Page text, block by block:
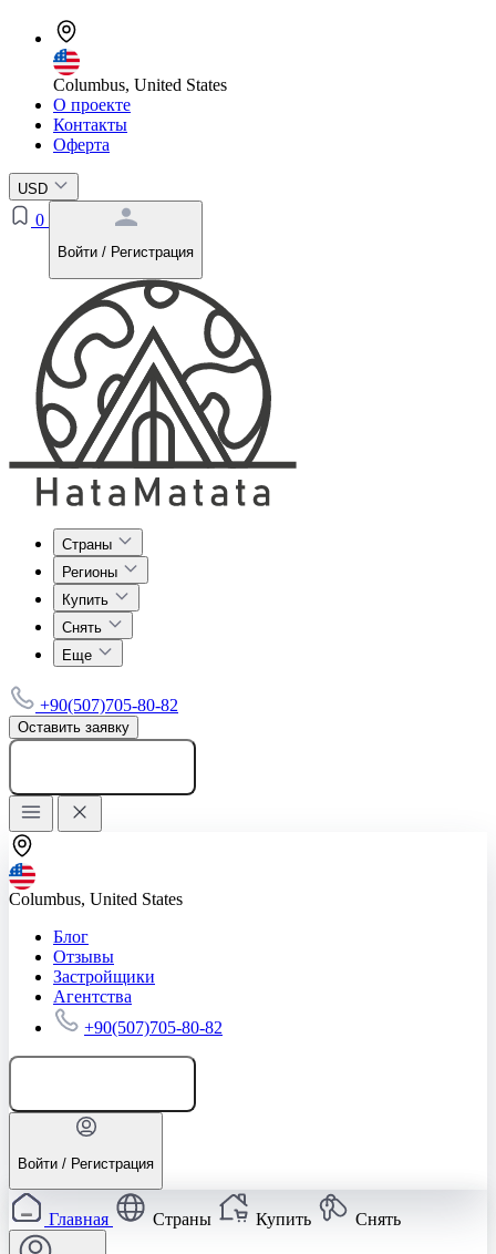
Columbus, United States
О проекте
Контакты
Оферта
USD
0
Войти / Регистрация
Страны
Регионы
Купить
Снять
Еще
+90(507)705-80-82
Оставить заявку
Columbus, United States
Блог
Отзывы
Застройщики
Агентства
+90(507)705-80-82
Войти / Регистрация
Главная Страны Купить Снять